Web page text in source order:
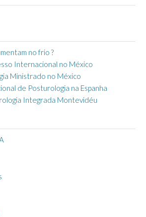
no frio ?
Internacional no México
Ministrado no México
de Posturologia na Espanha
Integrada Montevidéu